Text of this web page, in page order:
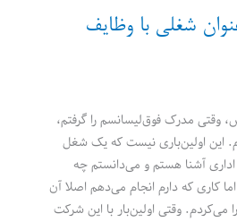
شغلی با وظایف
وقتی مدرک فوق‌لیسانسم را گرفتم،
این اولین‌باری نیست که یک شغل
آشنا هستم و می‌دانستم چه
کاری که دارم انجام می‌دهم اصلا آن
وقتی اولین‌بار با این شرکت